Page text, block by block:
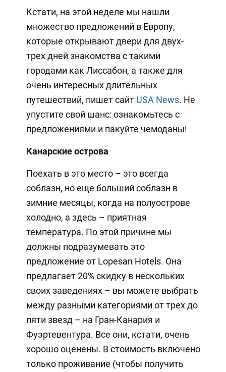
Кстати, на этой неделе мы нашли
множество предложений в Европу,
которые открывают двери для двух-
трех дней знакомства с такими
городами как Лиссабон, а также для
очень интересных длительных
путешествий, пишет сайт USA News. Не
упустите свой шанс: ознакомьтесь с
предложениями и пакуйте чемоданы!
Канарские острова
Поехать в это место – это всегда
соблазн, но еще больший соблазн в
зимние месяцы, когда на полуострове
холодно, а здесь – приятная
температура. По этой причине мы
должны подразумевать это
предложение от Lopesan Hotels. Она
предлагает 20% скидку в нескольких
своих заведениях – вы можете выбрать
между разными категориями от трех до
пяти звезд – на Гран-Канария и
Фуэртевентура. Все они, кстати, очень
хорошо оценены. В стоимость включено
только проживание (чтобы получить